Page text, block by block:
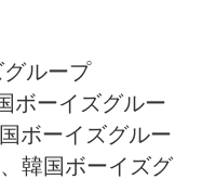
ループ
ボーイズグルー
ボーイズグルー
韓国ボーイズグ